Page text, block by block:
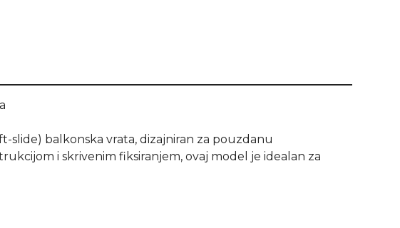
slide) balkonska vrata, dizajniran za pouzdanu
i skrivenim fiksiranjem, ovaj model je idealan za